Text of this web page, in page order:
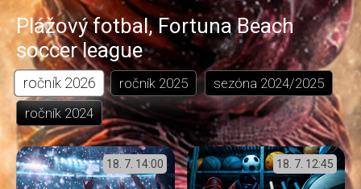
Plážový fotbal,Fortuna Beach
soccer league
ročník 2026 ročník 2025 sezóna 2024/2025
ročník2024
18. 7. 14:00 18. 7. 12:45